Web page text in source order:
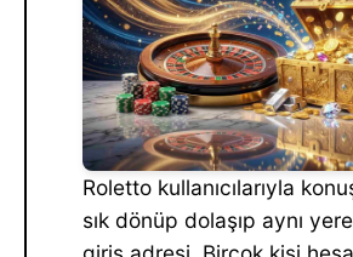
Roletto kullanıcılarıyla
sık dönüp dolaşıp aynı